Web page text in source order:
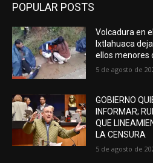
POPULAR POSTS
Volcadura en
Ixtlahuaca
ellos menores
5 de agosto de
GOBIERNO
INFORMAR;
QUE
LA CENSURA
5 de agosto de